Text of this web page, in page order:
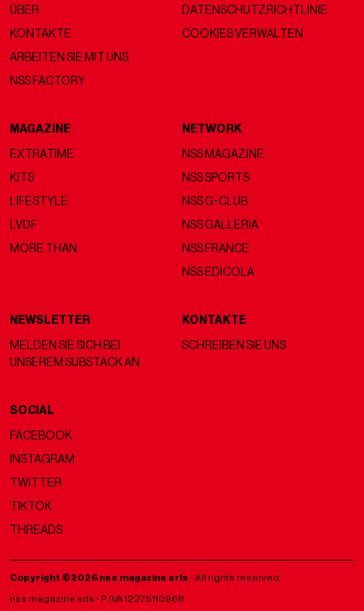
ÜBER
KONTAKTE
ARBEITEN SIE MIT UNS
NSS FACTORY
DATENSCHUTZRICHTLINIE
COOKIES VERWALTEN
MAGAZINE
EXTRATIME
KITS
LIFESTYLE
LVDF
MORE THAN
NETWORK
NSS MAGAZINE
NSS SPORTS
NSS G-CLUB
NSS GALLERIA
NSS FRANCE
NSS EDICOLA
NEWSLETTER
MELDEN SIE SICH BEI
UNSEREM SUBSTACK AN
KONTAKTE
SCHREIBEN SIE UNS
SOCIAL
FACEBOOK
INSTAGRAM
TWITTER
TIKTOK
THREADS
Copyright ©2026 nss magazine srls - All rights reserved
nss magazine srls - P.IVA 12275110968